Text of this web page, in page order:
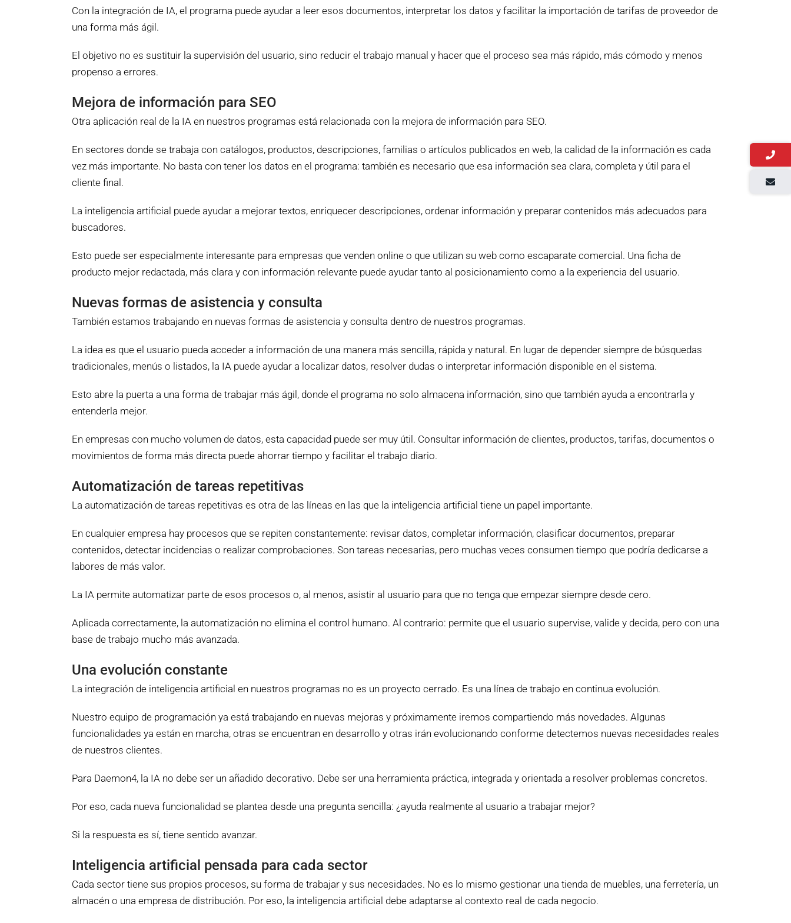
Con la integración de IA, el programa puede ayudar a leer esos documentos, interpretar los datos y facilitar la importación de tarifas de proveedor de
una forma más ágil.
El objetivo no es sustituir la supervisión del usuario, sino reducir el trabajo manual y hacer que el proceso sea más rápido, más cómodo y menos
propenso a errores.
Mejora de información para SEO
Otra aplicación real de la IA en nuestros programas está relacionada con la mejora de información para SEO.
En sectores donde se trabaja con catálogos, productos, descripciones, familias o artículos publicados en web, la calidad de la información es cada
vez más importante. No basta con tener los datos en el programa: también es necesario que esa información sea clara, completa y útil para el
cliente final.
La inteligencia artificial puede ayudar a mejorar textos, enriquecer descripciones, ordenar información y preparar contenidos más adecuados para
buscadores.
Esto puede ser especialmente interesante para empresas que venden online o que utilizan su web como escaparate comercial. Una ficha de
producto mejor redactada, más clara y con información relevante puede ayudar tanto al posicionamiento como a la experiencia del usuario.
Nuevas formas de asistencia y consulta
También estamos trabajando en nuevas formas de asistencia y consulta dentro de nuestros programas.
La idea es que el usuario pueda acceder a información de una manera más sencilla, rápida y natural. En lugar de depender siempre de búsquedas
tradicionales, menús o listados, la IA puede ayudar a localizar datos, resolver dudas o interpretar información disponible en el sistema.
Esto abre la puerta a una forma de trabajar más ágil, donde el programa no solo almacena información, sino que también ayuda a encontrarla y
entenderla mejor.
En empresas con mucho volumen de datos, esta capacidad puede ser muy útil. Consultar información de clientes, productos, tarifas, documentos o
movimientos de forma más directa puede ahorrar tiempo y facilitar el trabajo diario.
Automatización de tareas repetitivas
La automatización de tareas repetitivas es otra de las líneas en las que la inteligencia artificial tiene un papel importante.
En cualquier empresa hay procesos que se repiten constantemente: revisar datos, completar información, clasificar documentos, preparar
contenidos, detectar incidencias o realizar comprobaciones. Son tareas necesarias, pero muchas veces consumen tiempo que podría dedicarse a
labores de más valor.
La IA permite automatizar parte de esos procesos o, al menos, asistir al usuario para que no tenga que empezar siempre desde cero.
Aplicada correctamente, la automatización no elimina el control humano. Al contrario: permite que el usuario supervise, valide y decida, pero con una
base de trabajo mucho más avanzada.
Una evolución constante
La integración de inteligencia artificial en nuestros programas no es un proyecto cerrado. Es una línea de trabajo en continua evolución.
Nuestro equipo de programación ya está trabajando en nuevas mejoras y próximamente iremos compartiendo más novedades. Algunas
funcionalidades ya están en marcha, otras se encuentran en desarrollo y otras irán evolucionando conforme detectemos nuevas necesidades reales
de nuestros clientes.
Para Daemon4, la IA no debe ser un añadido decorativo. Debe ser una herramienta práctica, integrada y orientada a resolver problemas concretos.
Por eso, cada nueva funcionalidad se plantea desde una pregunta sencilla: ¿ayuda realmente al usuario a trabajar mejor?
Si la respuesta es sí, tiene sentido avanzar.
Inteligencia artificial pensada para cada sector
Cada sector tiene sus propios procesos, su forma de trabajar y sus necesidades. No es lo mismo gestionar una tienda de muebles, una ferretería, un
almacén o una empresa de distribución. Por eso, la inteligencia artificial debe adaptarse al contexto real de cada negocio.